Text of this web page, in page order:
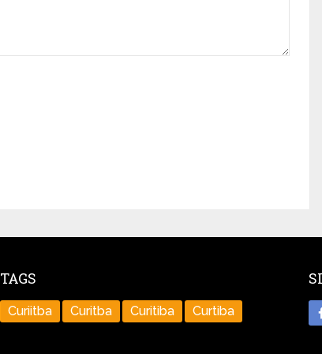
TAGS
Curiitba Curitba Curitiba Curtiba